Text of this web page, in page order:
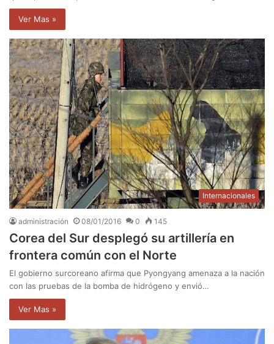
Ver Mas »
Internacionales
administración 08/01/2016 0 145
Corea del Sur desplegó su artillería en
frontera común con el Norte
El gobierno surcoreano afirma que Pyongyang amenaza a la nación
con las pruebas de la bomba de hidrógeno y envió…
Ver Mas »